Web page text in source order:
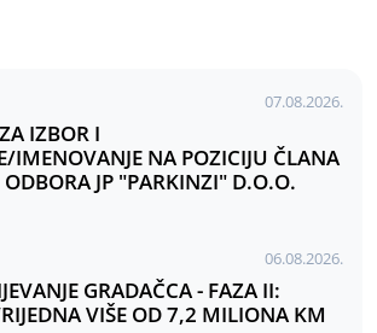
07.08.2026.
IZBOR I
IMENOVANJE NA POZICIJU ČLANA
JP "PARKINZI" D.O.O.
06.08.2026.
GRADAČCA - FAZA II:
VIŠE OD 7,2 MILIONA KM